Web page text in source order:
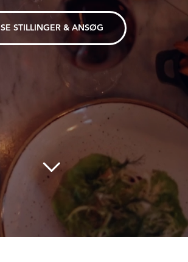
SE STILLINGER & ANSØG